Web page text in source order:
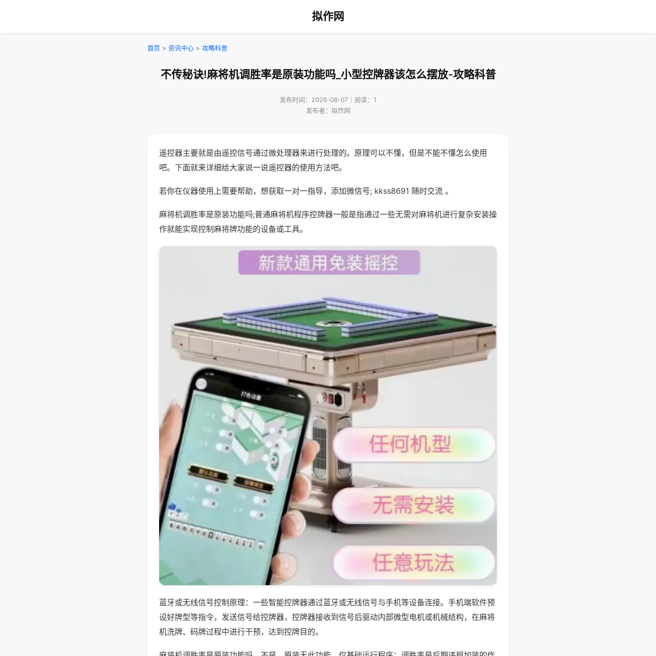
拟作网
首页 > 资讯中心 > 攻略科普
不传秘诀!麻将机调胜率是原装功能吗_小型控牌器该怎么摆放-攻略科普
发布时间：2026-08-07｜阅读：1
发布者：拟作网
遥控器主要就是由遥控信号通过微处理器来进行处理的。原理可以不懂，但是不能不懂怎么使用
吧。下面就来详细给大家说一说遥控器的使用方法吧。
若你在仪器使用上需要帮助，想获取一对一指导，添加微信号; kkss8691 随时交流 。
麻将机调胜率是原装功能吗;普通麻将机程序控牌器一般是指通过一些无需对麻将机进行复杂安装操
作就能实现控制麻将牌功能的设备或工具。
蓝牙或无线信号控制原理：一些智能控牌器通过蓝牙或无线信号与手机等设备连接。手机端软件预
设好牌型等指令，发送信号给控牌器，控牌器接收到信号后驱动内部微型电机或机械结构，在麻将
机洗牌、码牌过程中进行干预，达到控牌目的。